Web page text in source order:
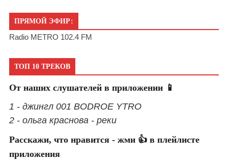
ПРЯМОЙ ЭФИР:
Radio METRO 102.4 FM
ТОП 10 ТРЕКОВ
От наших слушателей в приложении 📱
1 - джингл 001 BODROE YTRO
2 - ольга краснова - реки
Расскажи, что нравится - жми 👍 в плейлисте
приложения